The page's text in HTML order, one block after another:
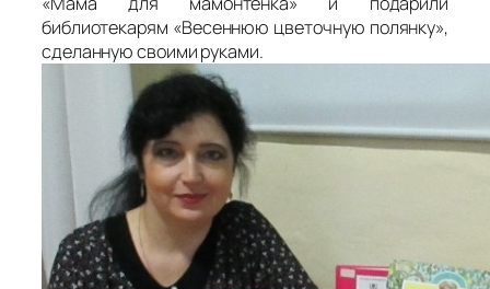
библиотекарям «Весеннюю цветочную полянку»,
сделанную своими руками.